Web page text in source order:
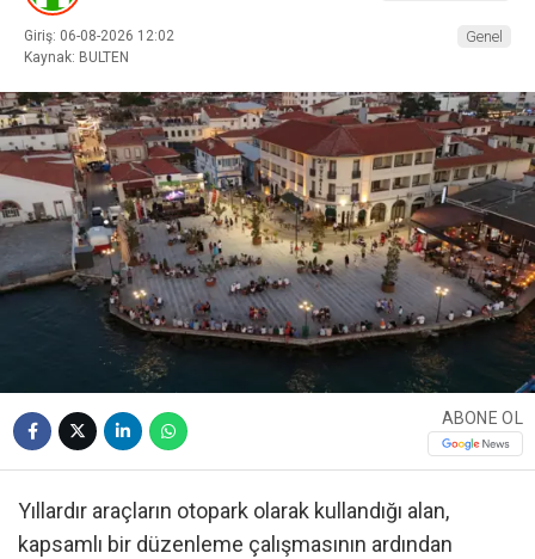
Giriş: 06-08-2026 12:02
Kaynak: BULTEN
Genel
ABONE OL
Yıllardır araçların otopark olarak kullandığı alan,
kapsamlı bir düzenleme çalışmasının ardından